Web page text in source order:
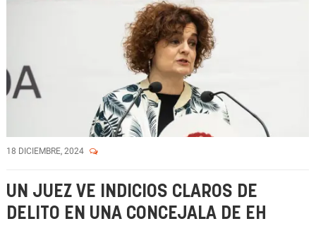
18 DICIEMBRE, 2024
UN JUEZ VE INDICIOS CLAROS DE
DELITO EN UNA CONCEJALA DE EH